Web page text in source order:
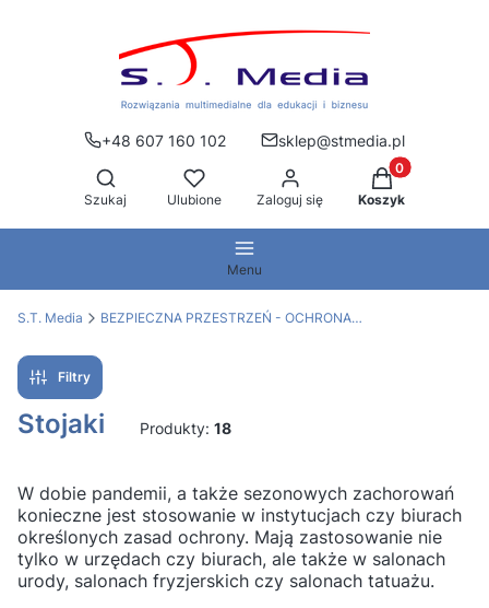
+48 607 160 102
sklep@stmedia.pl
Otwórz wyszukiwarkę
Szukaj Ulubione Zaloguj się
Produkty w
Koszyk
Menu
S.T. Media BEZPIECZNA PRZESTRZEŃ - OCHRONA PRZED WIRUSAMI
Filtry
Stojaki Produkty: 18
W dobie pandemii, a także sezonowych zachorowań
konieczne jest stosowanie w instytucjach czy biurach
określonych zasad ochrony. Mają zastosowanie nie
tylko w urzędach czy biurach, ale także w salonach
urody, salonach fryzjerskich czy salonach tatuażu.